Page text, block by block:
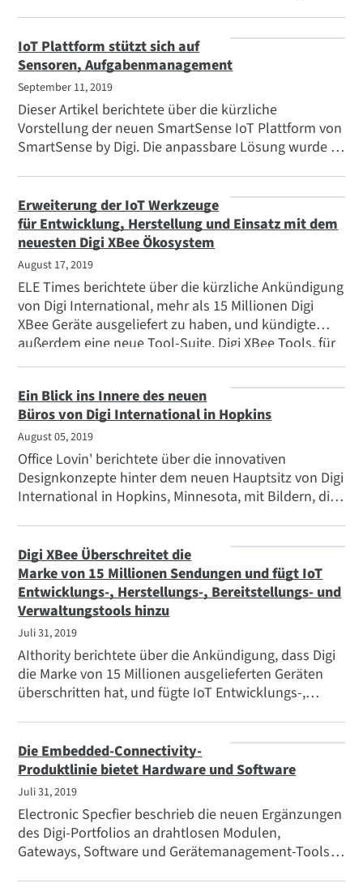
funktionale Räume für die Zusammenarbeit, soziale
Treffpunkte und eine einladende Umgebung für
Gäste konzentriert.
IoT Plattform stützt sich auf
Sensoren, Aufgabenmanagement
September 11, 2019
Dieser Artikel berichtete über die kürzliche
Vorstellung der neuen SmartSense IoT Plattform von
SmartSense by Digi. Die anpassbare Lösung wurde in
Temperaturprotokollierung und -überwachung für
Lebensmittel-, Einzelhandels-, Medizin- und
Lieferkettenunternehmen zu beschleunigen.
Erweiterung der IoT Werkzeuge
für Entwicklung, Herstellung und Einsatz mit dem
neuesten Digi XBee Ökosystem
August 17, 2019
ELE Times berichtete über die kürzliche Ankündigung
von Digi International, mehr als 15 Millionen Digi
XBee Geräte ausgeliefert zu haben, und kündigte
außerdem eine neue Tool-Suite, Digi XBee Tools, für
die schnelle Entwicklung und Bereitstellung von IoT
Ein Blick ins Innere des neuen
Büros von Digi International in Hopkins
August 05, 2019
Office Lovin' berichtete über die innovativen
Designkonzepte hinter dem neuen Hauptsitz von Digi
International in Hopkins, Minnesota, mit Bildern, die
Digi XBee Überschreitet die
Marke von 15 Millionen Sendungen und fügt IoT
Entwicklungs-, Herstellungs-, Bereitstellungs- und
Verwaltungstools hinzu
Juli 31, 2019
AIthority berichtete über die Ankündigung, dass Digi
die Marke von 15 Millionen ausgelieferten Geräten
überschritten hat, und fügte IoT Entwicklungs-,
Die Embedded-Connectivity-
Produktlinie bietet Hardware und Software
Juli 31, 2019
Electronic Specfier beschrieb die neuen Ergänzungen
des Digi-Portfolios an drahtlosen Modulen,
Gateways, Software und Gerätemanagement-Tools